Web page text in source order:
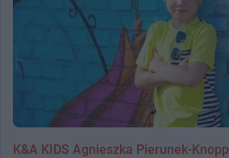
K&A KIDS Agnieszka Pierunek-Knopp